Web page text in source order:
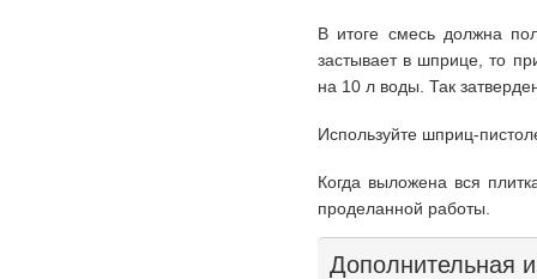
В итоге смесь должна
застывает в шприце, то
на 10 л воды. Так
Используйте шприц-
Когда выложена вся
проделанной работы.
Дополнительная